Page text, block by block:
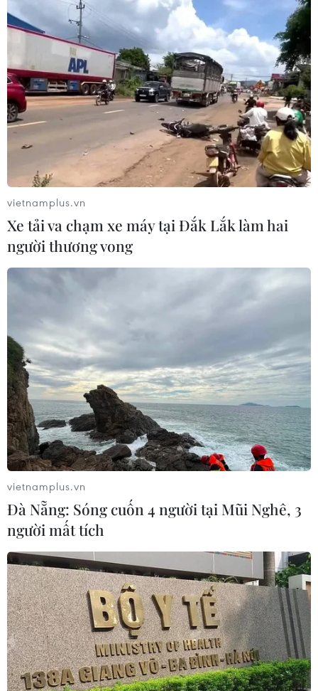
vietnamplus.vn
Xe tải va chạm xe máy tại Đắk Lắk làm hai
người thương vong
vietnamplus.vn
Đà Nẵng: Sóng cuốn 4 người tại Mũi Nghê, 3
người mất tích